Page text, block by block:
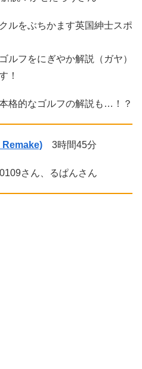
ルをぶちかます英国紳士スポ
ルフをにぎやか解説（ガヤ）
！
格的なゴルフの解説も…！？
3時間45分
さん、るぱんさん